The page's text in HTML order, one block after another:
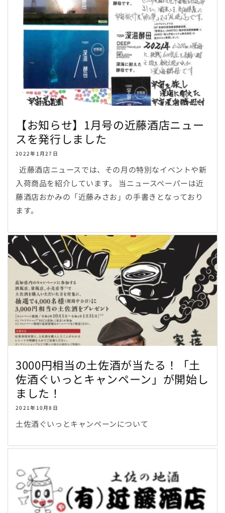
【お知らせ】1月号の近藤酒店ニュー
スを発行しました
2022年1月27日
近藤酒店ニュースでは、その月の特別なイベントや新
入荷商品を紹介しています。 当ニュースペーパーは近
藤酒店おかみの「近藤みさお」の手書きとなっており
ます。
3000円相当の土佐酒が当たる！「土
佐酒ぐいっとキャンペーン」が開始し
ました！
2021年10月8日
土佐酒ぐいっとキャンペーンについて